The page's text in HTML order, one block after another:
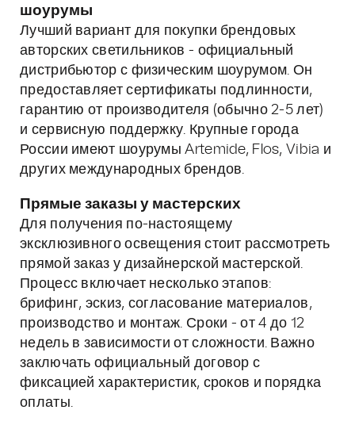
шоурумы
Лучший вариант для покупки брендовых
авторских светильников - официальный
дистрибьютор с физическим шоурумом. Он
предоставляет сертификаты подлинности,
гарантию от производителя (обычно 2-5 лет)
и сервисную поддержку. Крупные города
России имеют шоурумы Artemide, Flos, Vibia и
других международных брендов.
Прямые заказы у мастерских
Для получения по-настоящему
эксклюзивного освещения стоит рассмотреть
прямой заказ у дизайнерской мастерской.
Процесс включает несколько этапов:
брифинг, эскиз, согласование материалов,
производство и монтаж. Сроки - от 4 до 12
недель в зависимости от сложности. Важно
заключать официальный договор с
фиксацией характеристик, сроков и порядка
оплаты.